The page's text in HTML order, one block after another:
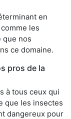
en
les
que nos
ce domaine.
pros de la
à tous ceux qui
que les insectes
dangereux pour